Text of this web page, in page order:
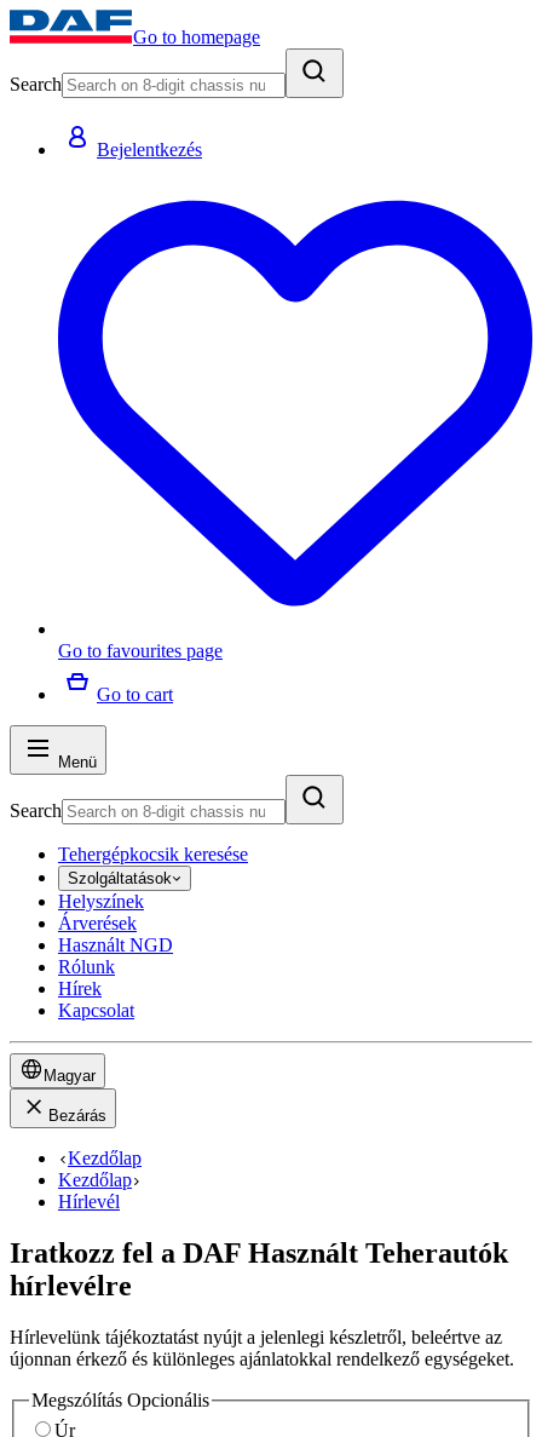
Go to homepage
Search
Bejelentkezés
Go to favourites page
Go to cart
Menü
Search
Tehergépkocsik keresése
Szolgáltatások
Helyszínek
Árverések
Használt NGD
Rólunk
Hírek
Kapcsolat
Magyar
Bezárás
Kezdőlap
Kezdőlap
Hírlevél
Iratkozz fel a DAF Használt Teherautók
hírlevélre
Hírlevelünk tájékoztatást nyújt a jelenlegi készletről, beleértve az
újonnan érkező és különleges ajánlatokkal rendelkező egységeket.
Megszólítás Opcionális
Úr